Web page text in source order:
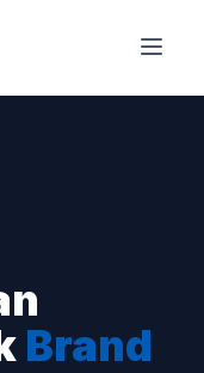
Brand